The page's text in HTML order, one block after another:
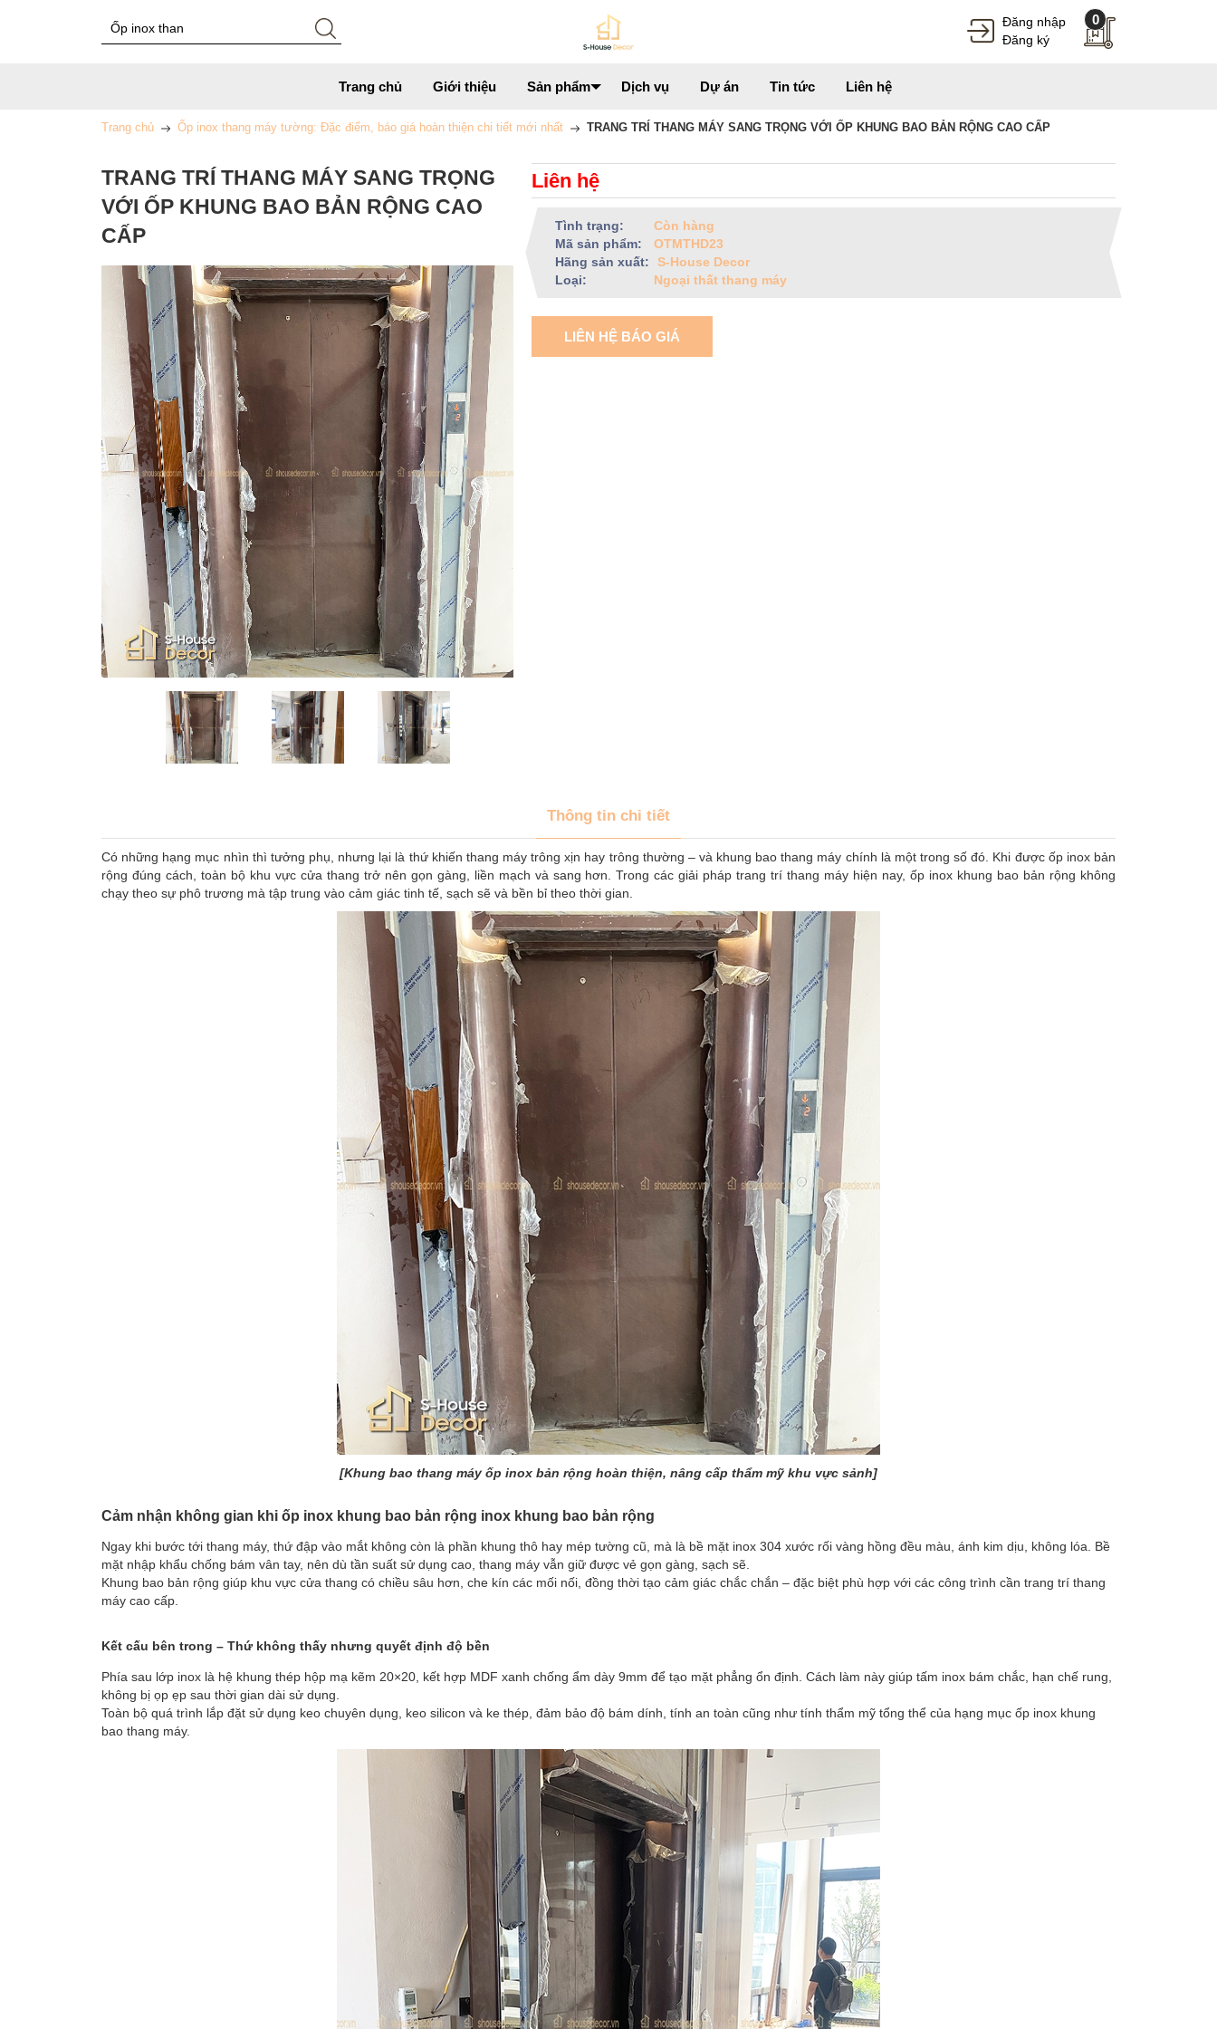
Đăng nhập
Đăng ký
0
Trang chủ Giới thiệu Sản phẩm Dịch vụ Dự án Tin tức Liên hệ
Trang chủ Ốp inox thang máy tường: Đặc điểm, báo giá hoàn thiện chi tiết mới nhất TRANG TRÍ THANG MÁY SANG TRỌNG VỚI ỐP KHUNG BAO BẢN RỘNG CAO CẤP
TRANG TRÍ THANG MÁY SANG TRỌNG
VỚI ỐP KHUNG BAO BẢN RỘNG CAO
CẤP
Liên hệ
Tình trạng:
Còn hàng
Mã sản phẩm:
OTMTHD23
Hãng sản xuất:
S-House Decor
Loại:
Ngoại thất thang máy
LIÊN HỆ BÁO GIÁ
Thông tin chi tiết
Có những hạng mục nhìn thì tưởng phụ, nhưng lại là thứ khiến thang máy trông xịn hay trông thường – và khung bao thang máy chính là một trong số đó. Khi được ốp inox bản
rộng đúng cách, toàn bộ khu vực cửa thang trở nên gọn gàng, liền mạch và sang hơn. Trong các giải pháp trang trí thang máy hiện nay, ốp inox khung bao bản rộng không
chạy theo sự phô trương mà tập trung vào cảm giác tinh tế, sạch sẽ và bền bỉ theo thời gian.
[Khung bao thang máy ốp inox bản rộng hoàn thiện, nâng cấp thẩm mỹ khu vực sảnh]
Cảm nhận không gian khi ốp inox khung bao bản rộng inox khung bao bản rộng
Ngay khi bước tới thang máy, thứ đập vào mắt không còn là phần khung thô hay mép tường cũ, mà là bề mặt inox 304 xước rối vàng hồng đều màu, ánh kim dịu, không lóa. Bề
mặt nhập khẩu chống bám vân tay, nên dù tần suất sử dụng cao, thang máy vẫn giữ được vẻ gọn gàng, sạch sẽ.
Khung bao bản rộng giúp khu vực cửa thang có chiều sâu hơn, che kín các mối nối, đồng thời tạo cảm giác chắc chắn – đặc biệt phù hợp với các công trình cần trang trí thang
máy cao cấp.
Kết cấu bên trong – Thứ không thấy nhưng quyết định độ bền
Phía sau lớp inox là hệ khung thép hộp mạ kẽm 20×20, kết hợp MDF xanh chống ẩm dày 9mm để tạo mặt phẳng ổn định. Cách làm này giúp tấm inox bám chắc, hạn chế rung,
không bị ọp ẹp sau thời gian dài sử dụng.
Toàn bộ quá trình lắp đặt sử dụng keo chuyên dụng, keo silicon và ke thép, đảm bảo độ bám dính, tính an toàn cũng như tính thẩm mỹ tổng thể của hạng mục ốp inox khung
bao thang máy.